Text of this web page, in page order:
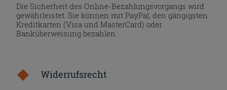
Die Sicherheit des Online-Bezahlungsvorgangs wird
gewährleistet. Sie können mit PayPal, den gängigsten
Kreditkarten (Visa und MasterCard) oder
Banküberweisung bezahlen.
Widerrufsrecht